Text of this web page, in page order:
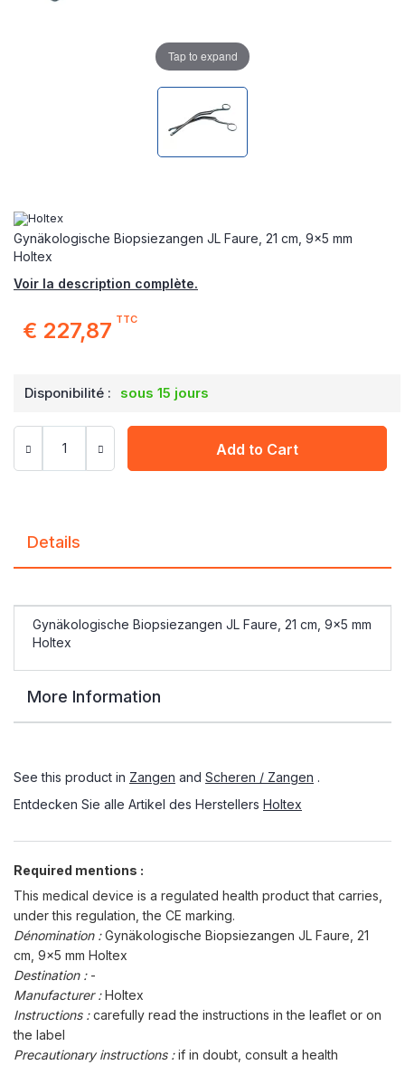
Gynäkologische Biopsiezangen JL Faure, 21 cm, 9x5 mm
Holtex
Voir la description complète.
€ 227,87 TTC
Disponibilité : sous 15 jours
Add to Cart
Tap to expand
Details
Gynäkologische Biopsiezangen JL Faure, 21 cm, 9x5 mm
Holtex
More Information
See this product in Zangen and Scheren / Zangen .
Entdecken Sie alle Artikel des Herstellers Holtex
Required mentions :
This medical device is a regulated health product that carries,
under this regulation, the CE marking.
Dénomination :Gynäkologische Biopsiezangen JL Faure, 21
cm, 9x5 mm Holtex
Destination : -
Manufacturer :Holtex
Instructions :carefully read the instructions in the leaflet or on
the label
Precautionary instructions :if in doubt, consult a health